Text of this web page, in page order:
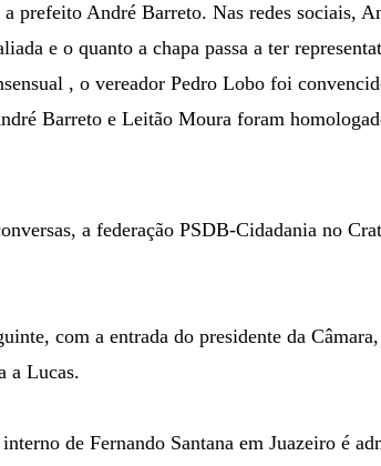
a prefeito André Barreto. Nas redes sociais,
e o quanto a chapa passa a ter
, o vereador Pedro Lobo foi
Barreto e Leitão Moura foram
a federação PSDB-Cidadania no
com a entrada do presidente da
a Lucas.
de Fernando Santana em Juazeiro é